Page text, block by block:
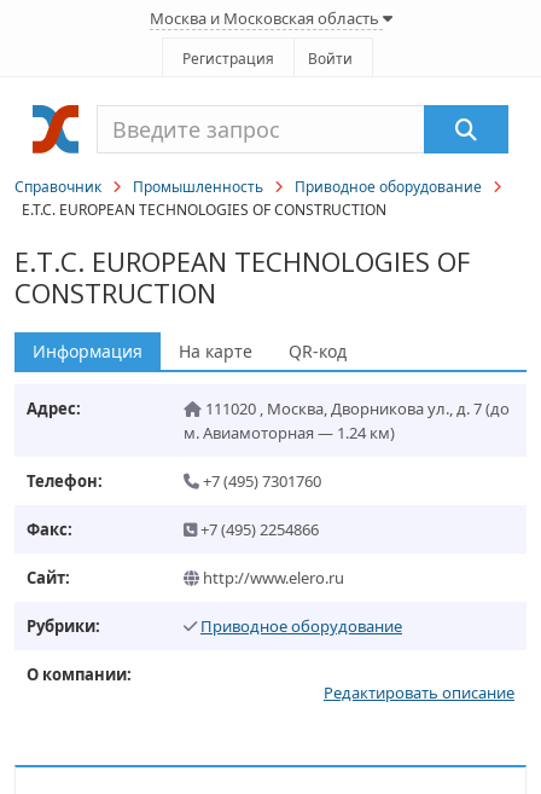
Москва и Московская область
Регистрация Войти
Справочник Промышленность
Приводное оборудование
E.T.C. EUROPEAN TECHNOLOGIES OF CONSTRUCTION
E.T.C. EUROPEAN TECHNOLOGIES OF
CONSTRUCTION
Информация На карте QR-код
Адрес: 111020 , Москва,Дворникова ул., д. 7(до
м. Авиамоторная — 1.24 км)
Телефон: +7 (495) 7301760
Факс: +7 (495) 2254866
Сайт: http://www.elero.ru
Рубрики: Приводное оборудование
О компании:
Редактировать описание